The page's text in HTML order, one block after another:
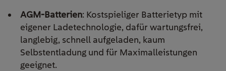
AGM-Batterien: Kostspieliger Batterietyp mit
eigener Ladetechnologie, dafür wartungsfrei,
langlebig, schnell aufgeladen, kaum
Selbstentladung und für Maximalleistungen
geeignet.